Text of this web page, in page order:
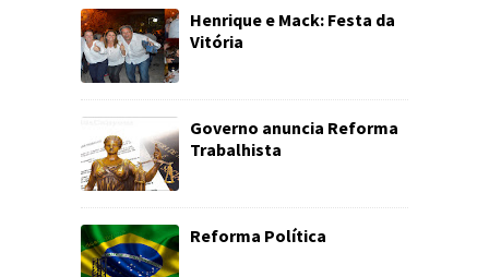
Henrique e Mack: Festa da
Vitória
Governo anuncia Reforma
Trabalhista
Reforma Política